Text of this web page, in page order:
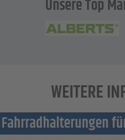
Unsere Top
WEITERE